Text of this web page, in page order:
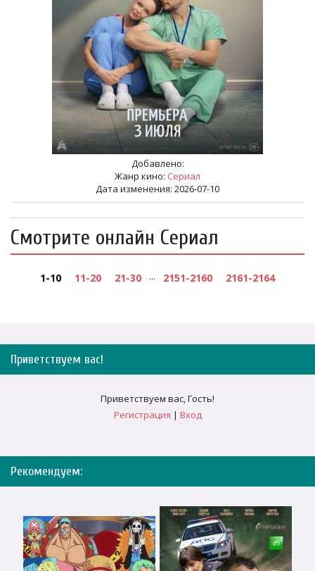
Добавлено:
Жанр кино: Сериал
Дата изменения: 2026-07-10
Смотрите онлайн Сериал
1-10 11-20 21-30 ... 2151-2160 2161-2164
Приветствуем вас!
Приветствуем вас,Гость!
Регистрация | Вход
Рекомендуем: